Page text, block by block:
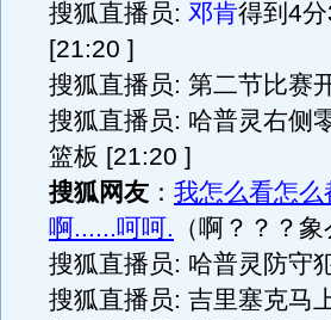
搜狐直播员: 邓肯得到4
[21:20 ]
搜狐直播员: 第二节比赛
搜狐直播员: 哈普灵右侧
篮板 [21:20 ]
搜狐网友 ： 我怎么看怎
啊......呵呵. （啊？？？象
搜狐直播员: 哈普灵防守
搜狐直播员: 吉里塞克马